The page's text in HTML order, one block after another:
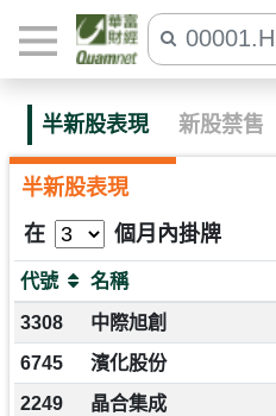
半新股表現 新股禁售
半新股表現
在
個月內掛牌
代號 名稱
3308
中際旭創
6745
濱化股份
2249
晶合集成